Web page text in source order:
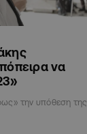
να
την υπόθεση της